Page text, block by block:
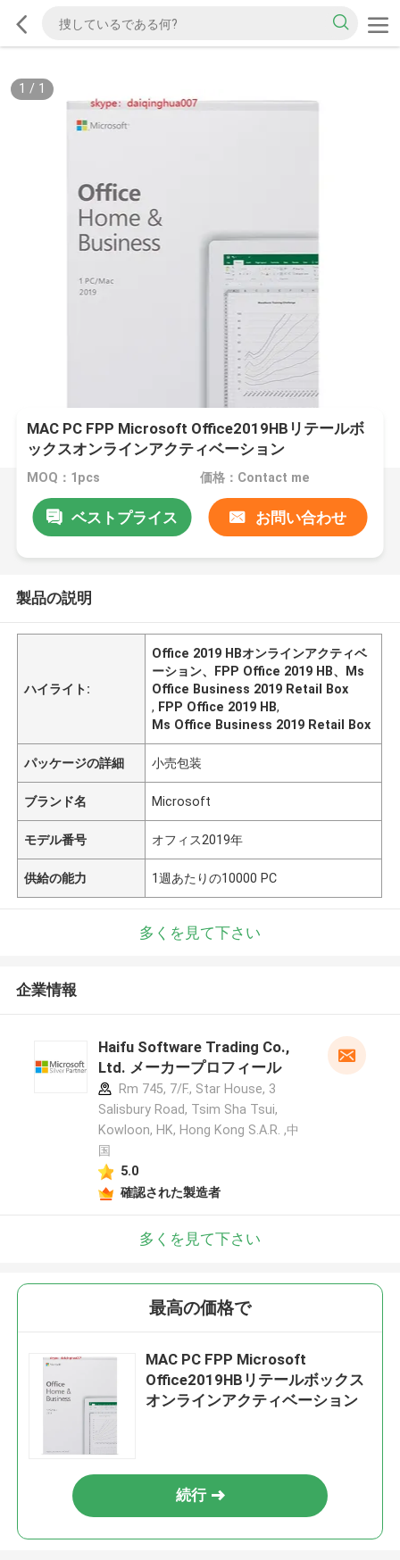
1 / 1
MAC PC FPP Microsoft Office2019HBリテールボ
ックスオンラインアクティベーション
MOQ：1pcs 価格：Contact me
ベストプライス お問い合わせ
製品の説明
ハイライト:
Office 2019 HBオンラインアクティベ
ーション、FPP Office 2019 HB、Ms
Office Business 2019 Retail Box
, FPP Office 2019 HB,
Ms Office Business 2019 Retail Box
パッケージの詳細 小売包装
ブランド名 Microsoft
モデル番号 オフィス2019年
供給の能力 1週あたりの10000 PC
多くを見て下さい
企業情報
Haifu Software Trading Co.,
Ltd. メーカープロフィール
Rm 745, 7/F., Star House, 3
Salisbury Road, Tsim Sha Tsui,
Kowloon, HK, Hong Kong S.A.R. ,中
国
5.0
確認された製造者
多くを見て下さい
最高の価格で
MAC PC FPP Microsoft
Office2019HBリテールボックス
オンラインアクティベーション
続行